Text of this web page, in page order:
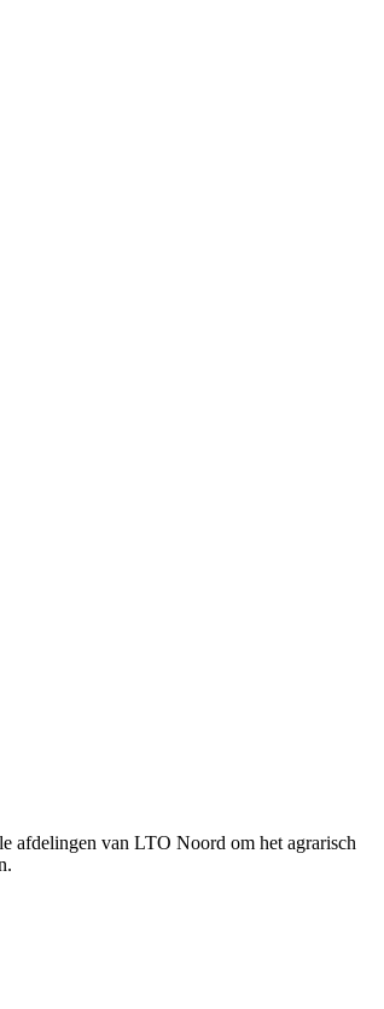
afdelingen van LTO Noord om het agrarisch